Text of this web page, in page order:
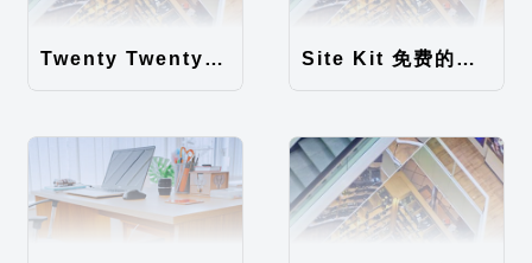
Twenty Twenty-Five 免费的WordPress内容主题 Site Kit 免费的WordPress数据统计插件